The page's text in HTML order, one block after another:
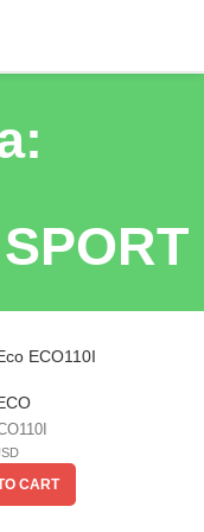
ECO110I
CART